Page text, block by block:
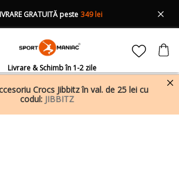
Livrare & Schimb în 1-2 zile
GRATUITĂ peste 349 lei
Crocs Jibbitz în val. de 25 lei cu
codul: JIBBITZ